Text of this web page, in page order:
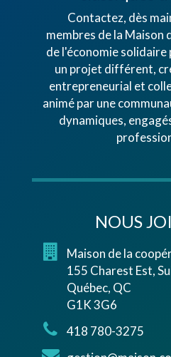
Contactez, dès
membres de la Maison
de l'économie
un projet différent,
entrepreneurial et
animé par une
dynamiques,
NOUS
Maison de la
155 Charest Est,
Québec, QC
G1K 3G6
418 780-3275